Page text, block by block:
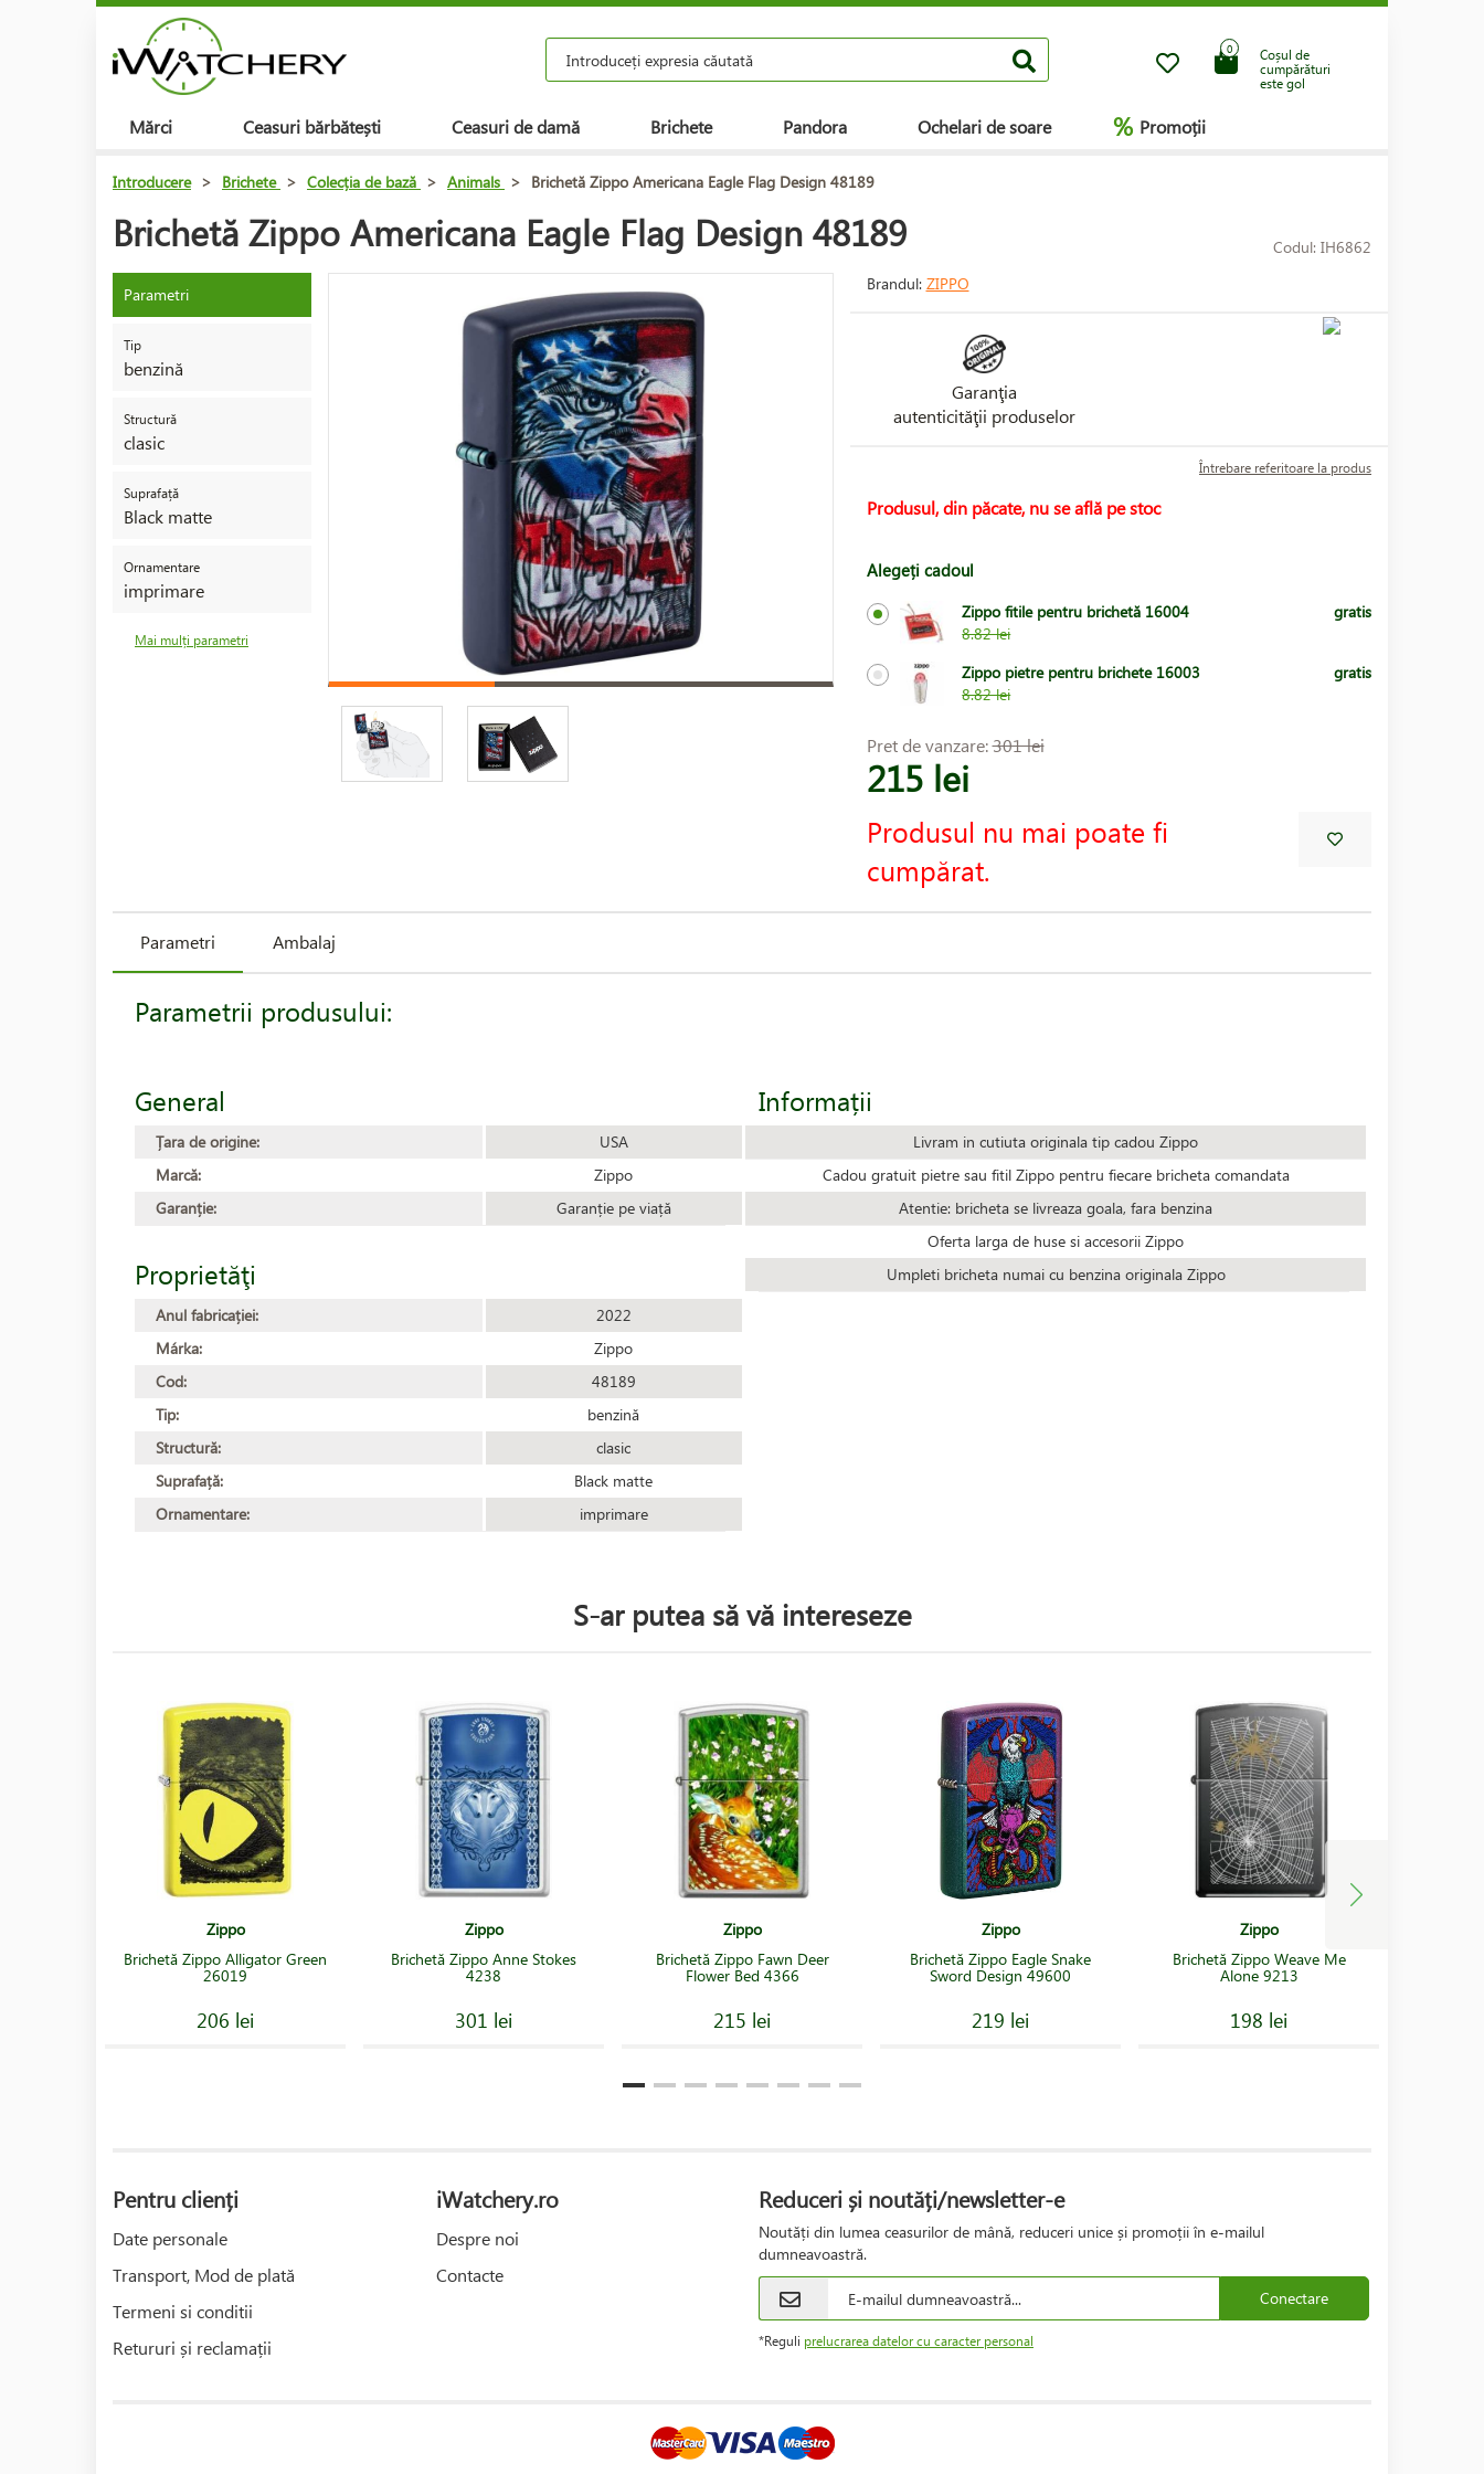
Coșul de
cumpărături
este gol
0
Mărci Ceasuri bărbătești Ceasuri de damă Brichete Pandora Ochelari de soare % Promoții
Introducere > Brichete > Colecția de bază > Animals > Brichetă Zippo Americana Eagle Flag Design 48189
Brichetă Zippo Americana Eagle Flag Design 48189 Codul: IH6862
Parametri
Tip
benzină
Structură
clasic
Suprafață
Black matte
Ornamentare
imprimare
Mai mulți parametri
Brandul: ZIPPO
Garanţia
autenticităţii produselor
Întrebare referitoare la produs
Produsul, din păcate, nu se află pe stoc
Alegeți cadoul
Zippo fitile pentru brichetă 16004
8.82 lei
gratis
Zippo pietre pentru brichete 16003
8.82 lei
gratis
Pret de vanzare:301 lei
215 lei
Produsul nu mai poate fi
cumpărat.
Parametri Ambalaj
Parametrii produsului:
General
Țara de origine:
USA
Marcă:
Zippo
Garanție:
Garanție pe viață
Proprietăţi
Anul fabricației:
2022
Márka:
Zippo
Cod:
48189
Tip:
benzină
Structură:
clasic
Suprafață:
Black matte
Ornamentare:
imprimare
Informații
Livram in cutiuta originala tip cadou Zippo
Cadou gratuit pietre sau fitil Zippo pentru fiecare bricheta comandata
Atentie: bricheta se livreaza goala, fara benzina
Oferta larga de huse si accesorii Zippo
Umpleti bricheta numai cu benzina originala Zippo
S-ar putea să vă intereseze
Zippo
Brichetă Zippo Alligator Green
26019
206 lei
Zippo
Brichetă Zippo Anne Stokes
4238
301 lei
Zippo
Brichetă Zippo Fawn Deer
Flower Bed 4366
215 lei
Zippo
Brichetă Zippo Eagle Snake
Sword Design 49600
219 lei
Zippo
Brichetă Zippo Weave Me
Alone 9213
198 lei
Pentru clienți
Date personale
Transport, Mod de plată
Termeni si conditii
Retururi și reclamații
iWatchery.ro
Despre noi
Contacte
Reduceri și noutăți/newsletter-e
Noutăți din lumea ceasurilor de mână, reduceri unice și promoții în e-mailul
dumneavoastră.
Conectare
*Reguli prelucrarea datelor cu caracter personal